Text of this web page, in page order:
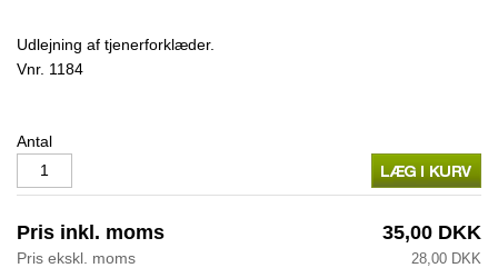
Udlejning af tjenerforklæder.
Vnr. 1184
Antal
Pris inkl. moms 35,00 DKK
Pris ekskl. moms 28,00 DKK